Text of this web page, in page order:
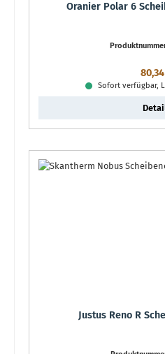
Oranier Polar 6
Sofort verfügbar,
Justus Reno R